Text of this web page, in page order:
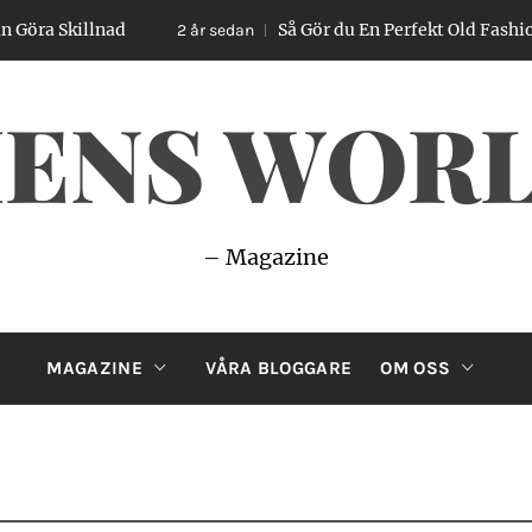
2 år sedan Så Gör du En Perfekt Old Fashioned – Enkel
– Magazine
MAGAZINE VÅRA BLOGGARE OM OSS